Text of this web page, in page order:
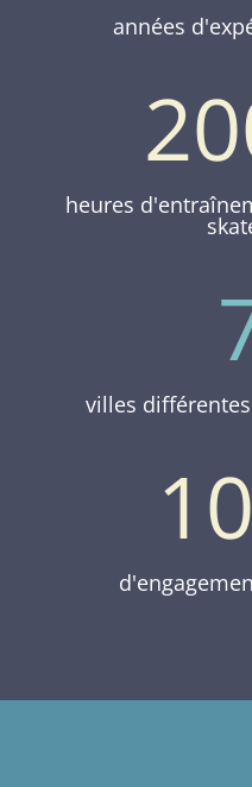
années
heures
villes